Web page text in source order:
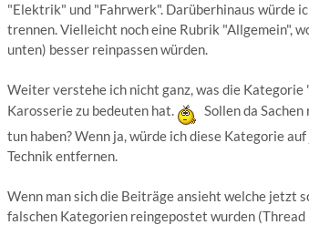
"Elektrik" und "Fahrwerk". Darüberhinaus würde
trennen. Vielleicht noch eine Rubrik "Allgemein",
unten) besser reinpassen würden.
Weiter verstehe ich nicht ganz, was die Kategorie
Karosserie zu bedeuten hat.
Sollen da
tun haben? Wenn ja, würde ich diese Kategorie
Technik entfernen.
Wenn man sich die Beiträge ansieht welche jetzt
falschen Kategorien reingepostet wurden